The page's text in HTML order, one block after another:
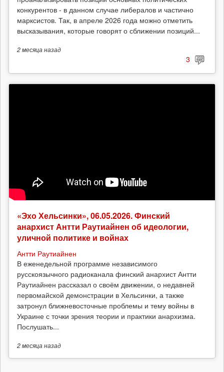
конкурентов - в данном случае либералов и частично
марксистов. Так, в апреле 2026 года можно отметить
высказывания, которые говорят о сближении позиций...
2 месяца назад
3
«Эхо Хельсинки», 06.05.2026. Финский
анархист Антти Раутиайнен об идеологии,
уличной политике и войнах
Антти Раутиайнен
В еженедельной программе независимого
русскоязычного радиоканала финский анархист Антти
Раутиайнен рассказал о своём движении, о недавней
первомайской демонстрации в Хельсинки, а также
затронул ближневосточные проблемы и тему войны в
Украине с точки зрения теории и практики анархизма.
Послушать...
2 месяца назад